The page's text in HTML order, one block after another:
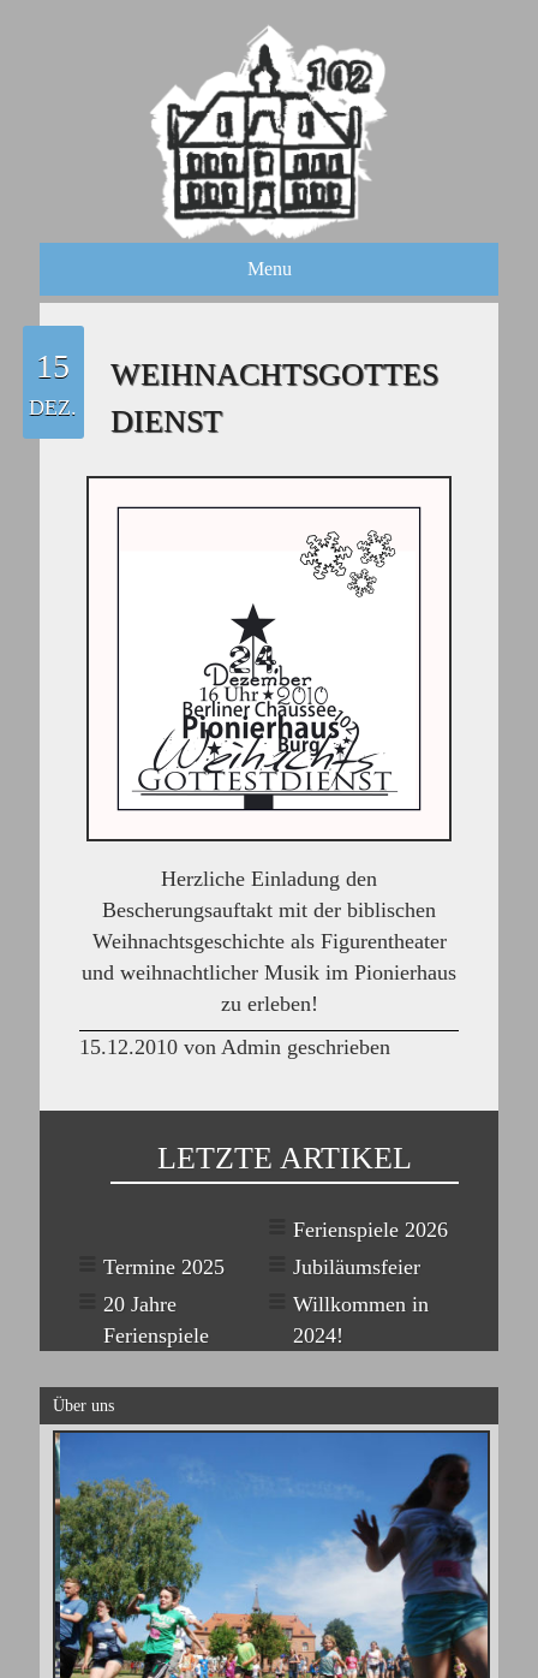
Menu
15
DEZ.
WEIHNACHTSGOTTES
DIENST
Herzliche Einladung den
Bescherungsauftakt mit der biblischen
Weihnachtsgeschichte als Figurentheater
und weihnachtlicher Musik im Pionierhaus
zu erleben!
15.12.2010 von Admin geschrieben
LETZTE ARTIKEL
Ferienspiele 2026
Termine 2025
Jubiläumsfeier
20 Jahre
Ferienspiele
Willkommen in
2024!
Über uns